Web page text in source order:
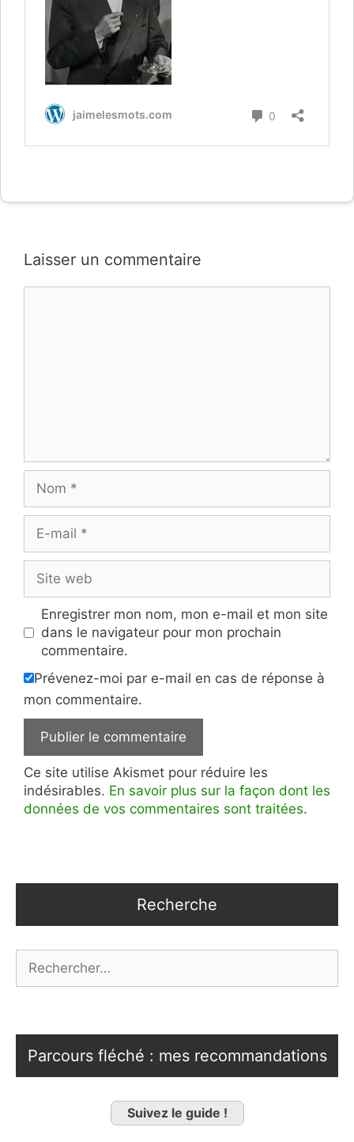
Laisser un commentaire
mail
web
Enregistrer mon nom, mon e-mail et mon site
dans le navigateur pour mon prochain
commentaire.
Prévenez-moi par e-mail en cas de réponse à
mon commentaire.
Ce site utilise Akismet pour réduire les
indésirables. En savoir plus sur la façon dont les
données de vos commentaires sont traitées.
Recherche
Parcours fléché : mes recommandations
Suivez le guide !